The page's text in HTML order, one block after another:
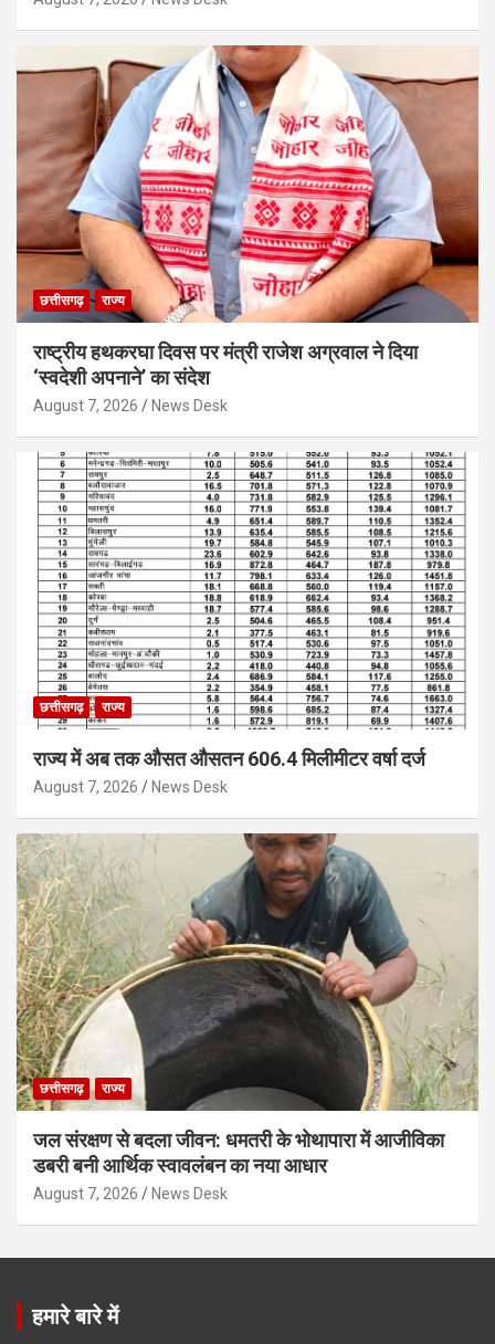
छत्तीसगढ़ राज्य
राष्ट्रीय हथकरघा दिवस पर मंत्री राजेश अग्रवाल ने दिया
‘स्वदेशी अपनाने’ का संदेश
August 7, 2026 News Desk
छत्तीसगढ़ राज्य
राज्य में अब तक औसत औसतन 606.4 मिलीमीटर वर्षा दर्ज
August 7, 2026 News Desk
छत्तीसगढ़ राज्य
जल संरक्षण से बदला जीवन: धमतरी के भोथापारा में आजीविका
डबरी बनी आर्थिक स्वावलंबन का नया आधार
August 7, 2026 News Desk
हमारे बारे में